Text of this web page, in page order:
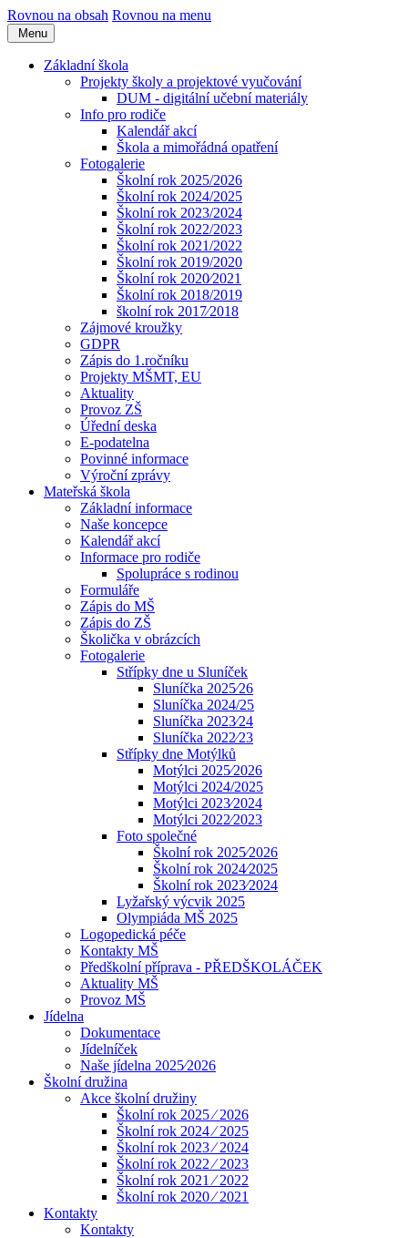
Rovnou na obsah Rovnou na menu
Menu
Základní škola
Projekty školy a projektové vyučování
DUM - digitální učební materiály
Info pro rodiče
Kalendář akcí
Škola a mimořádná opatření
Fotogalerie
Školní rok 2025/2026
Školní rok 2024/2025
Školní rok 2023/2024
Školní rok 2022/2023
Školní rok 2021/2022
Školní rok 2019/2020
Školní rok 2020⁄2021
Školní rok 2018/2019
školní rok 2017⁄2018
Zájmové kroužky
GDPR
Zápis do 1.ročníku
Projekty MŠMT, EU
Aktuality
Provoz ZŠ
Úřední deska
E-podatelna
Povinné informace
Výroční zprávy
Mateřská škola
Základní informace
Naše koncepce
Kalendář akcí
Informace pro rodiče
Spolupráce s rodinou
Formuláře
Zápis do MŠ
Zápis do ZŠ
Školička v obrázcích
Fotogalerie
Střípky dne u Sluníček
Sluníčka 2025⁄26
Sluníčka 2024/25
Sluníčka 2023⁄24
Sluníčka 2022⁄23
Střípky dne Motýlků
Motýlci 2025⁄2026
Motýlci 2024/2025
Motýlci 2023⁄2024
Motýlci 2022⁄2023
Foto společné
Školní rok 2025⁄2026
Školní rok 2024⁄2025
Školní rok 2023⁄2024
Lyžařský výcvik 2025
Olympiáda MŠ 2025
Logopedická péče
Kontakty MŠ
Předškolní příprava - PŘEDŠKOLÁČEK
Aktuality MŠ
Provoz MŠ
Jídelna
Dokumentace
Jídelníček
Naše jídelna 2025⁄2026
Školní družina
Akce školní družiny
Školní rok 2025 ⁄ 2026
Školní rok 2024 ⁄ 2025
Školní rok 2023 ⁄ 2024
Školní rok 2022 ⁄ 2023
Školní rok 2021 ⁄ 2022
Školní rok 2020 ⁄ 2021
Kontakty
Kontakty